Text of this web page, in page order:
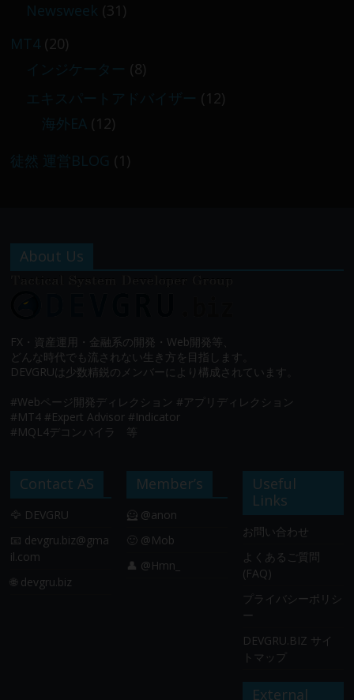
Newsweek (31)
MT4(20)
インジケーター (8)
エキスパートアドバイザー (12)
海外EA (12)
徒然 運営BLOG (1)
About Us
FX・資産運用・金融系の開発・Web開発等、
どんな時代でも流されない生き方を目指します。
DEVGRUは少数精鋭のメンバーにより構成されています。
#Webページ開発ディレクション #アプリディレクション
#MT4 #Expert Advisor #Indicator
#MQL4デコンパイラ 等
Contact AS
🦅 DEVGRU
📧 devgru.biz@gma
il.com
🌐 devgru.biz
Member’s
🦸 @anon
🙂 @Mob
👤 @Hmn_
Useful
Links
お問い合わせ
よくあるご質問
(FAQ)
プライバシーポリシ
ー
DEVGRU.BIZ サイ
トマップ
External